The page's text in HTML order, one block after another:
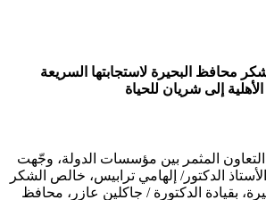
محافظ البحيرة لاستجابتها السريعة
إلى شريان للحياة
المثمر بين مؤسسات الدولة، وجّهت
الدكتور/ إلهامي ترابيس، خالص الشكر
بقيادة الدكتورة / جاكلين عازر، محافظ